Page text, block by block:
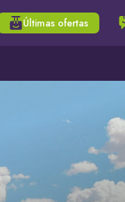
Últimas ofertas